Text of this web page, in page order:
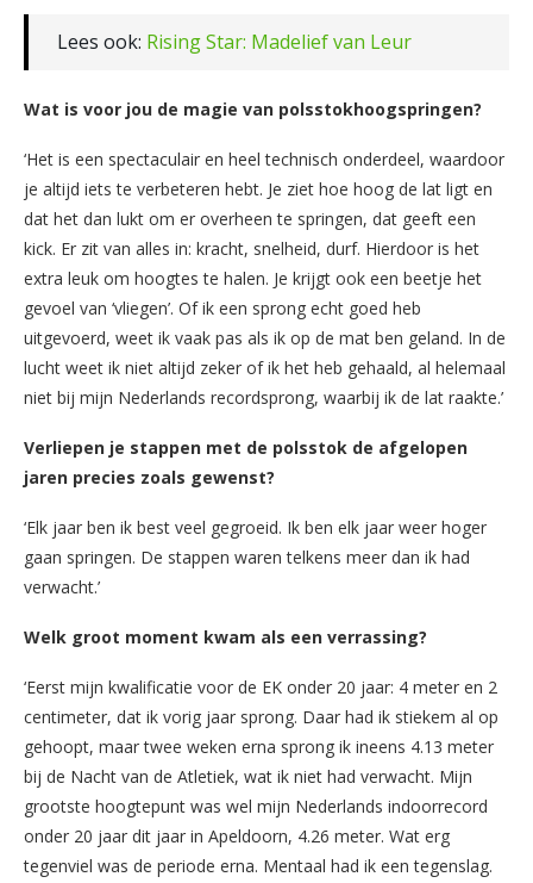
Lees ook: Rising Star: Madelief van Leur
Wat is voor jou de magie van polsstokhoogspringen?
‘Het is een spectaculair en heel technisch onderdeel, waardoor
je altijd iets te verbeteren hebt. Je ziet hoe hoog de lat ligt en
dat het dan lukt om er overheen te springen, dat geeft een
kick. Er zit van alles in: kracht, snelheid, durf. Hierdoor is het
extra leuk om hoogtes te halen. Je krijgt ook een beetje het
gevoel van ‘vliegen’. Of ik een sprong echt goed heb
uitgevoerd, weet ik vaak pas als ik op de mat ben geland. In de
lucht weet ik niet altijd zeker of ik het heb gehaald, al helemaal
niet bij mijn Nederlands recordsprong, waarbij ik de lat raakte.’
Verliepen je stappen met de polsstok de afgelopen
jaren precies zoals gewenst?
‘Elk jaar ben ik best veel gegroeid. Ik ben elk jaar weer hoger
gaan springen. De stappen waren telkens meer dan ik had
verwacht.’
Welk groot moment kwam als een verrassing?
‘Eerst mijn kwalificatie voor de EK onder 20 jaar: 4 meter en 2
centimeter, dat ik vorig jaar sprong. Daar had ik stiekem al op
gehoopt, maar twee weken erna sprong ik ineens 4.13 meter
bij de Nacht van de Atletiek, wat ik niet had verwacht. Mijn
grootste hoogtepunt was wel mijn Nederlands indoorrecord
onder 20 jaar dit jaar in Apeldoorn, 4.26 meter. Wat erg
tegenviel was de periode erna. Mentaal had ik een tegenslag.